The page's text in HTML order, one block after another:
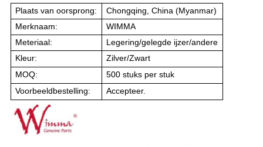
Plaats van oorsprong:
Chongqing, China (Myanmar)
Merknaam:
WIMMA
Meteriaal:
Legering/gelegde ijzer/andere
Kleur:
Zilver/Zwart
MOQ:
500 stuks per stuk
Voorbeeldbestelling:
Accepteer.